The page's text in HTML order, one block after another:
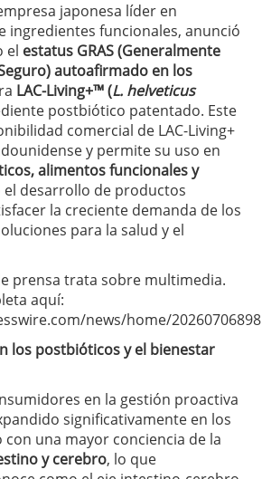
japonesa líder en
ingredientes funcionales, anunció
el estatus GRAS (Generalmente
autoafirmado en los
LAC-Living+™ (L. helveticus
postbiótico patentado. Este
comercial de LAC-Living+
y permite su uso en
alimentos funcionales y
el desarrollo de productos
la creciente demanda de los
para la salud y el
prensa trata sobre multimedia.
aquí:
news/home/
los postbióticos y el bienestar
en la gestión proactiva
significativamente en los
una mayor conciencia de la
y cerebro, lo que